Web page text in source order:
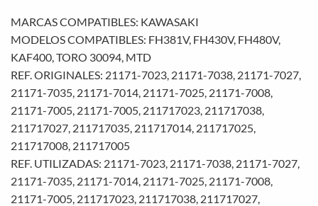
MARCAS COMPATIBLES: KAWASAKI
MODELOS COMPATIBLES: FH381V, FH430V, FH480V,
KAF400, TORO 30094, MTD
REF. ORIGINALES: 21171-7023, 21171-7038, 21171-7027,
21171-7035, 21171-7014, 21171-7025, 21171-7008,
21171-7005, 21171-7005, 211717023, 211717038,
211717027, 211717035, 211717014, 211717025,
211717008, 211717005
REF. UTILIZADAS: 21171-7023, 21171-7038, 21171-7027,
21171-7035, 21171-7014, 21171-7025, 21171-7008,
21171-7005, 211717023, 211717038, 211717027,